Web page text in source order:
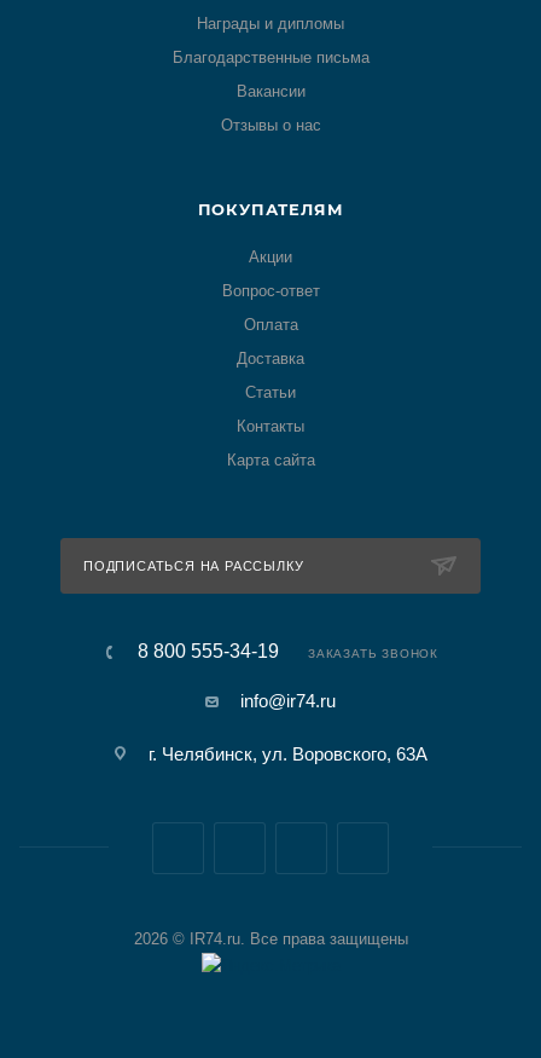
Награды и дипломы
Благодарственные письма
Вакансии
Отзывы о нас
ПОКУПАТЕЛЯМ
Акции
Вопрос-ответ
Оплата
Доставка
Статьи
Контакты
Карта сайта
ПОДПИСАТЬСЯ НА РАССЫЛКУ
8 800 555-34-19 ЗАКАЗАТЬ ЗВОНОК
info@ir74.ru
г. Челябинск, ул. Воровского, 63А
2026 © IR74.ru. Все права защищены